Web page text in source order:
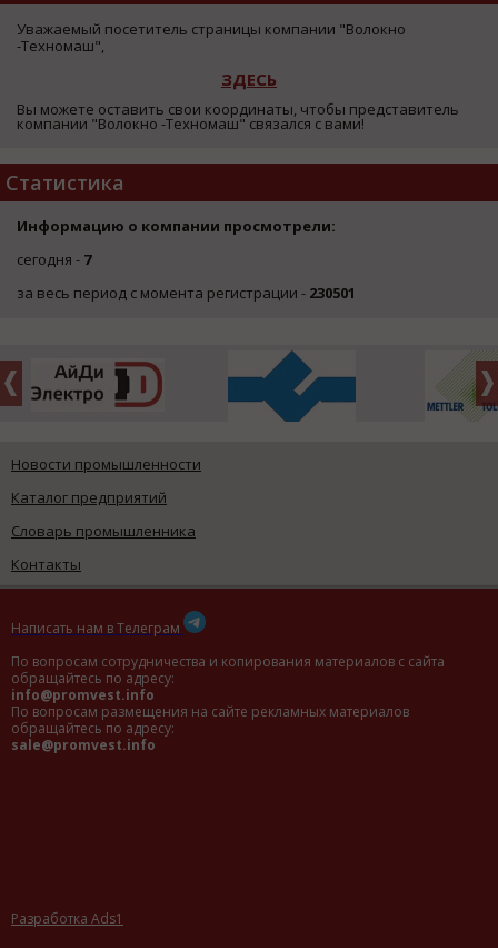
Уважаемый посетитель страницы компании "Волокно
-Техномаш",
ЗДЕСЬ
Вы можете оставить свои координаты, чтобы представитель
компании "Волокно -Техномаш" связался с вами!
Статистика
Информацию о компании просмотрели:
сегодня - 7
за весь период с момента регистрации - 230501
Новости промышленности
Каталог предприятий
Словарь промышленника
Контакты
Написать нам в Телеграм
По вопросам сотрудничества и копирования материалов с сайта
обращайтесь по адресу:
info@promvest.info
По вопросам размещения на сайте рекламных материалов
обращайтесь по адресу:
sale@promvest.info
Разработка Ads1